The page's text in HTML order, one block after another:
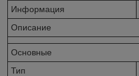
Информация
Описание
Основные
Тип